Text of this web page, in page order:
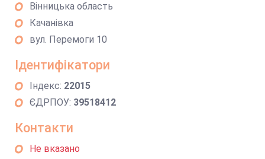
Вінницька область
Качанівка
вул. Перемоги 10
Ідентифікатори
Індекс: 22015
ЄДРПОУ: 39518412
Контакти
Не вказано